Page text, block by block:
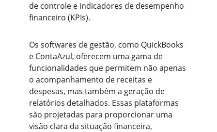
de controle e indicadores de desempenho
financeiro (KPIs).
Os softwares de gestão, como QuickBooks
e ContaAzul, oferecem uma gama de
funcionalidades que permitem não apenas
o acompanhamento de receitas e
despesas, mas também a geração de
relatórios detalhados. Essas plataformas
são projetadas para proporcionar uma
visão clara da situação financeira,